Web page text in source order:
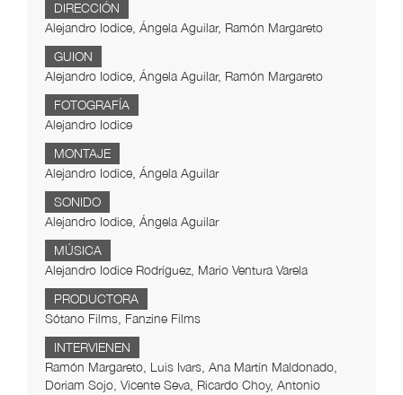
DIRECCIÓN
Alejandro Iodice, Ángela Aguilar, Ramón Margareto
GUION
Alejandro Iodice, Ángela Aguilar, Ramón Margareto
FOTOGRAFÍA
Alejandro Iodice
MONTAJE
Alejandro Iodice, Ángela Aguilar
SONIDO
Alejandro Iodice, Ángela Aguilar
MÚSICA
Alejandro Iodice Rodríguez, Mario Ventura Varela
PRODUCTORA
Sótano Films, Fanzine Films
INTERVIENEN
Ramón Margareto, Luis Ivars, Ana Martín Maldonado,
Doriam Sojo, Vicente Seva, Ricardo Choy, Antonio